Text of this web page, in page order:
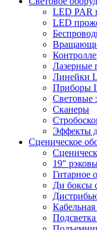
LED PAR
LED
Лазерные
Линейки
Приборы
Световые
Сканеры
Эффекты
Сценическое
19"
Гитарное
Ди боксы